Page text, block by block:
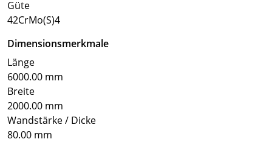
Güte
42CrMo(S)4
Dimensionsmerkmale
Länge
6000.00 mm
Breite
2000.00 mm
Wandstärke / Dicke
80.00 mm